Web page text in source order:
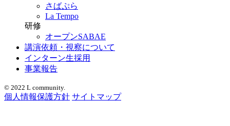
さばぷら
La Tempo
研修
オープンSABAE
講演依頼・視察について
インターン生採用
事業報告
© 2022 L community.
個人情報保護方針 サイトマップ